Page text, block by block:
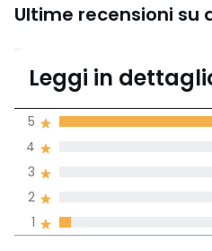
Ultime recensioni su
di
5
Leggi in
1
2
3
4
5